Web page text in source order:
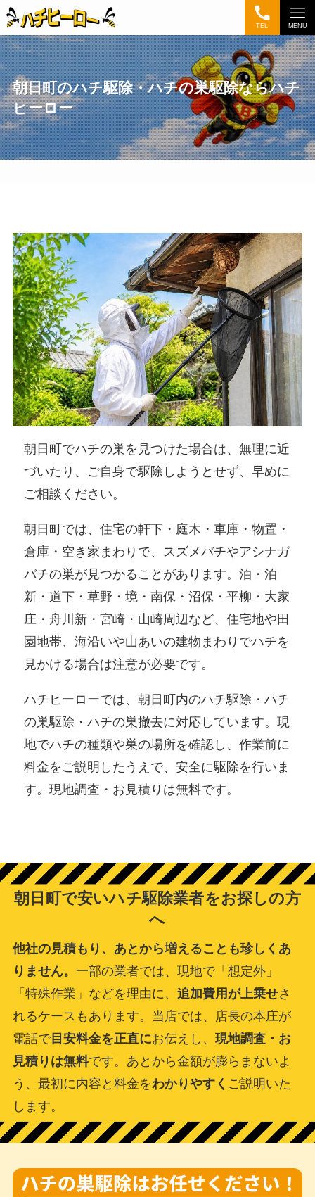
TEL MENU
朝日町のハチ駆除・ハチの巣駆除ならハチ
ヒーロー
朝日町でハチの巣を見つけた場合は、無理に近
づいたり、ご自身で駆除しようとせず、早めに
ご相談ください。
朝日町では、住宅の軒下・庭木・車庫・物置・
倉庫・空き家まわりで、スズメバチやアシナガ
バチの巣が見つかることがあります。泊・泊
新・道下・草野・境・南保・沼保・平柳・大家
庄・舟川新・宮崎・山崎周辺など、住宅地や田
園地帯、海沿いや山あいの建物まわりでハチを
見かける場合は注意が必要です。
ハチヒーローでは、朝日町内のハチ駆除・ハチ
の巣駆除・ハチの巣撤去に対応しています。現
地でハチの種類や巣の場所を確認し、作業前に
料金をご説明したうえで、安全に駆除を行いま
す。現地調査・お見積りは無料です。
朝日町で安いハチ駆除業者をお探しの方
へ
他社の見積もり、あとから増えることも珍しくあ
りません。 一部の業者では、現地で「想定外」
「特殊作業」などを理由に、 追加費用が上乗せさ
れるケースもあります。当店では、店長の本庄が
電話で目安料金を正直にお伝えし、 現地調査・お
見積りは無料です。あとから金額が膨らまないよ
う、最初に内容と料金をわかりやすく ご説明いた
します。